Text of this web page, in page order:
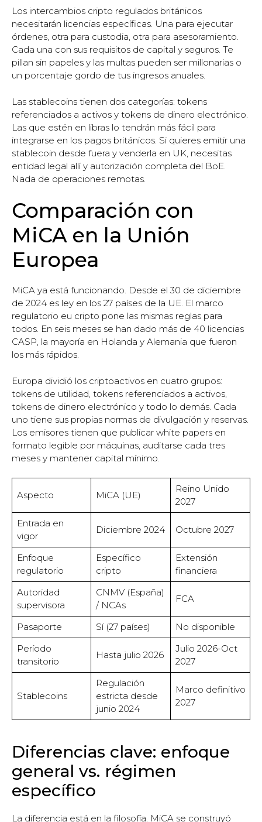
Los intercambios cripto regulados británicos
necesitarán licencias específicas. Una para ejecutar
órdenes, otra para custodia, otra para asesoramiento.
Cada una con sus requisitos de capital y seguros. Te
pillan sin papeles y las multas pueden ser millonarias o
un porcentaje gordo de tus ingresos anuales.
Las stablecoins tienen dos categorías: tokens
referenciados a activos y tokens de dinero electrónico.
Las que estén en libras lo tendrán más fácil para
integrarse en los pagos británicos. Si quieres emitir una
stablecoin desde fuera y venderla en UK, necesitas
entidad legal allí y autorización completa del BoE.
Nada de operaciones remotas.
Comparación con
MiCA en la Unión
Europea
MiCA ya está funcionando. Desde el 30 de diciembre
de 2024 es ley en los 27 países de la UE. El marco
regulatorio eu cripto pone las mismas reglas para
todos. En seis meses se han dado más de 40 licencias
CASP, la mayoría en Holanda y Alemania que fueron
los más rápidos.
Europa dividió los criptoactivos en cuatro grupos:
tokens de utilidad, tokens referenciados a activos,
tokens de dinero electrónico y todo lo demás. Cada
uno tiene sus propias normas de divulgación y reservas.
Los emisores tienen que publicar white papers en
formato legible por máquinas, auditarse cada tres
meses y mantener capital mínimo.
Aspecto MiCA (UE)
Reino Unido
2027
Entrada en
vigor
Diciembre 2024 Octubre 2027
Enfoque
regulatorio
Específico
cripto
Extensión
financiera
Autoridad
supervisora
CNMV (España)
/ NCAs
FCA
Pasaporte Sí (27 países)
No disponible
Período
transitorio
Hasta julio 2026
Julio 2026-Oct
2027
Stablecoins
Regulación
estricta desde
junio 2024
Marco definitivo
2027
Diferencias clave: enfoque
general vs. régimen
específico
La diferencia está en la filosofía. MiCA se construyó